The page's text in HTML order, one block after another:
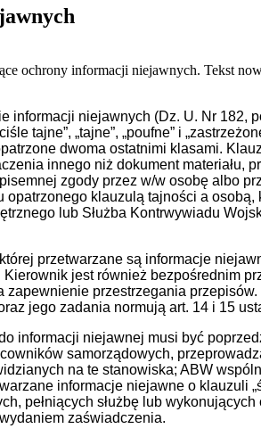
ochrony informacji niejawnych. Tekst
informacji niejawnych (Dz. U. Nr 182,
tajne”, „tajne”, „poufne” i
dwoma ostatnimi klasami.
innego niż dokument materiału,
zgody przez w/w osobę albo
klauzulą tajności a osobą,
lub Służba Kontrwywiadu
przetwarzane są informacje
jest również bezpośrednim
przestrzegania przepisów.
jego zadania normują art. 14 i 15
informacji niejawnej musi być
samorządowych,
na te stanowiska; ABW
informacje niejawne o klauzuli
pełniących służbę lub
zaświadczenia.